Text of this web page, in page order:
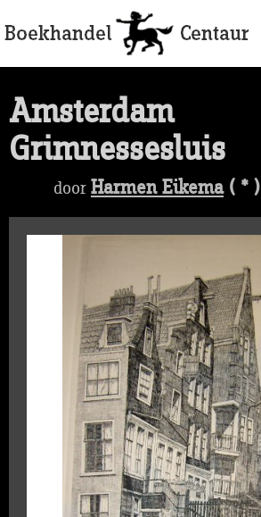
Amsterdam
Grimnessesluis
door Harmen Eikema( * )